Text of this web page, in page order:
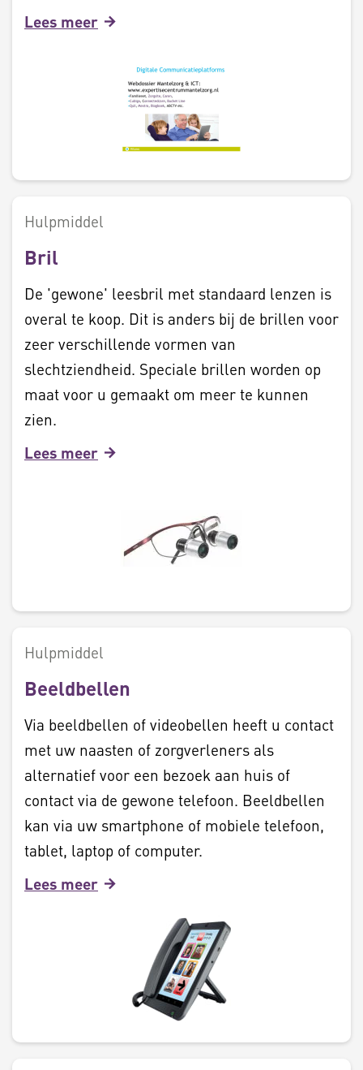
Lees meer
Hulpmiddel
Bril
De 'gewone' leesbril met standaard lenzen is
overal te koop. Dit is anders bij de brillen voor
zeer verschillende vormen van
slechtziendheid. Speciale brillen worden op
maat voor u gemaakt om meer te kunnen
zien.
Lees meer
Hulpmiddel
Beeldbellen
Via beeldbellen of videobellen heeft u contact
met uw naasten of zorgverleners als
alternatief voor een bezoek aan huis of
contact via de gewone telefoon. Beeldbellen
kan via uw smartphone of mobiele telefoon,
tablet, laptop of computer.
Lees meer